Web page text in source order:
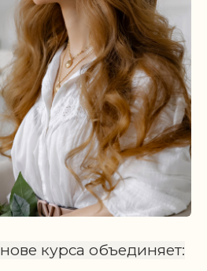
курса объединяет:
по закону